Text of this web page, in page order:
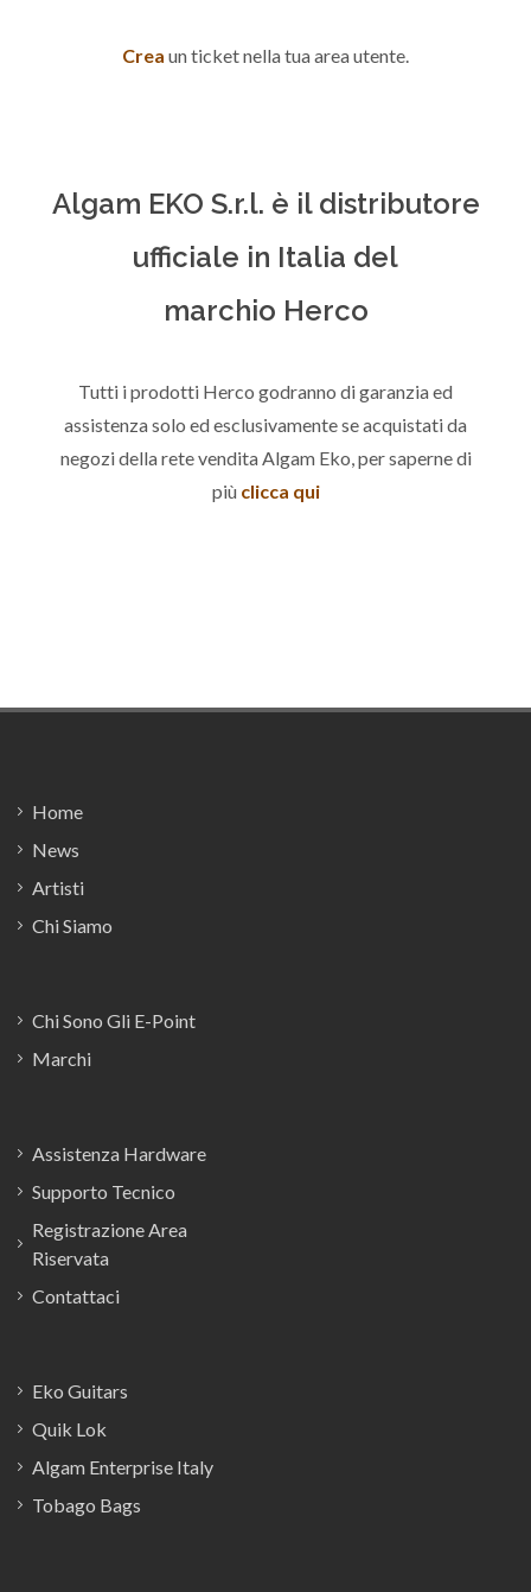
Crea un ticket nella tua area utente.
Algam EKO S.r.l. è il distributore
ufficiale in Italia del
marchio Herco
Tutti i prodotti Herco godranno di garanzia ed
assistenza solo ed esclusivamente se acquistati da
negozi della rete vendita Algam Eko, per saperne di
più clicca qui
Home
News
Artisti
Chi Siamo
Chi Sono Gli E-Point
Marchi
Assistenza Hardware
Supporto Tecnico
Registrazione Area
Riservata
Contattaci
Eko Guitars
Quik Lok
Algam Enterprise Italy
Tobago Bags